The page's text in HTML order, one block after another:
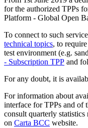
for the authorized TPPs
Platform - Global Open
To connect to such
technical topics, to
test environment (e.g.
- Subscription TPP and
For any doubt, it is
For information about
interface for TPPs and of
consult quarterly statistics
on Carta BCC website.